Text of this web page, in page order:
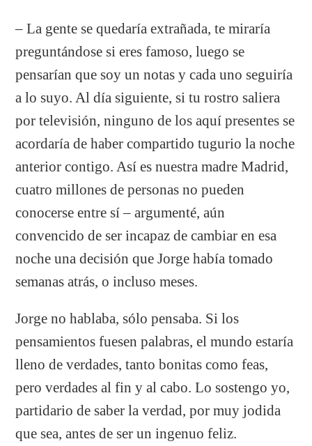
– La gente se quedaría extrañada, te miraría
preguntándose si eres famoso, luego se
pensarían que soy un notas y cada uno seguiría
a lo suyo. Al día siguiente, si tu rostro saliera
por televisión, ninguno de los aquí presentes se
acordaría de haber compartido tugurio la noche
anterior contigo. Así es nuestra madre Madrid,
cuatro millones de personas no pueden
conocerse entre sí – argumenté, aún
convencido de ser incapaz de cambiar en esa
noche una decisión que Jorge había tomado
semanas atrás, o incluso meses.
Jorge no hablaba, sólo pensaba. Si los
pensamientos fuesen palabras, el mundo estaría
lleno de verdades, tanto bonitas como feas,
pero verdades al fin y al cabo. Lo sostengo yo,
partidario de saber la verdad, por muy jodida
que sea, antes de ser un ingenuo feliz.